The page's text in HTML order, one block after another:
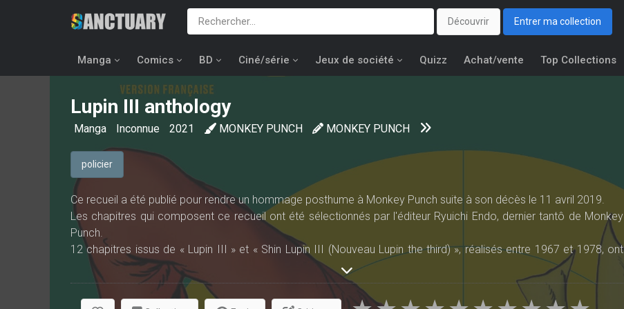
Découvrir Entrer ma collection
Manga Comics BD Ciné/série Jeux de société Quizz Achat/vente Top Collections
Lupin III anthology
Manga Inconnue 2021 MONKEY PUNCH MONKEY PUNCH
policier
Ce recueil a été publié pour rendre un hommage posthume à Monkey Punch suite à son décès le 11 avril 2019.
Les chapitres qui composent ce recueil ont été sélectionnés par l'éditeur Ryuichi Endo, dernier tantô de Monkey
Punch.
12 chapitres issus de « Lupin III » et « Shin Lupin III (Nouveau Lupin the third) », réalisés entre 1967 et 1978, ont
ainsi été sélectionnés.
Les critères de sélection de ces chapitres ont été :